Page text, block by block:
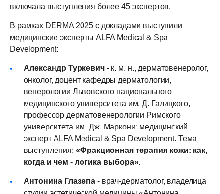
включала выступления более 45 экспертов.
В рамках DERMA 2025 с докладами выступили
медицинские эксперты ALFA Medical & Spa
Development:
Александр Туркевич - к. м. н., дерматовенеролог,
онколог, доцент кафедры дерматологии,
венерологии Львовского национального
медицинского университета им. Д. Галицкого,
профессор дерматовенерологии Римского
университета им. Дж. Маркони; медицинский
эксперт ALFA Medical & Spa Development. Тема
выступления: «Фракционная терапия кожи: как,
когда и чем - логика выбора».
Антонина Глазепа - врач-дерматолог, владелица